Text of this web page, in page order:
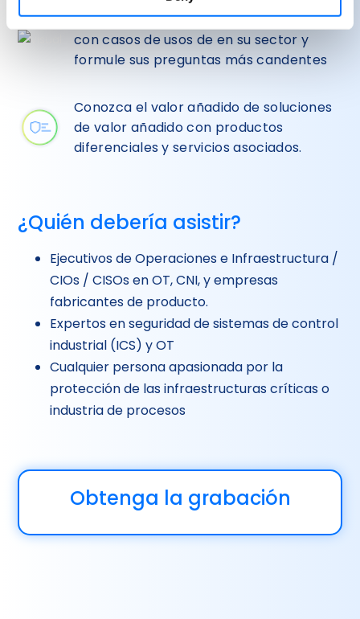
Converse con personal experimentado
con casos de usos de en su sector y
formule sus preguntas más candentes
Conozca el valor añadido de soluciones
de valor añadido con productos
diferenciales y servicios asociados.
¿Quién debería asistir?
Ejecutivos de Operaciones e Infraestructura /
CIOs / CISOs en OT, CNI, y empresas
fabricantes de producto.
Expertos en seguridad de sistemas de control
industrial (ICS) y OT
Cualquier persona apasionada por la
protección de las infraestructuras críticas o
industria de procesos
Obtenga la grabación